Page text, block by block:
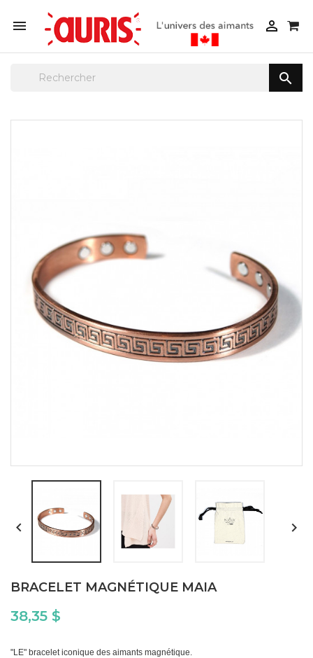
 

 
BRACELET MAGNÉTIQUE MAIA
38,35 $
"LE" bracelet iconique des aimants magnétique.